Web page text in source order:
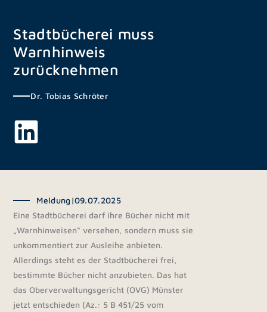
springen
Stadtbücherei muss
Warnhinweis
zurücknehmen
Dr. Tobias Schröter
Meldung|09.07.2025
Eine Stadtbücherei darf ihre Bücher nicht mit
„Warnhinweisen“ versehen, sondern muss sie
unkommentiert zur Ausleihe anbieten.
Allerdings steht es der Stadtbücherei frei,
bestimmte Bücher nicht anzubieten. Das hat
das Oberverwaltungsgericht (OVG) Münster
jetzt entschieden (Az.: 5 B 451/25 vom